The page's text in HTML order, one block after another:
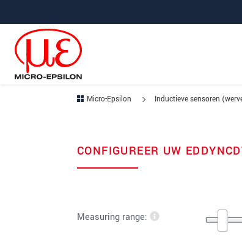
Micro-Epsilon Inductieve sensoren
CONFIGUREER UW